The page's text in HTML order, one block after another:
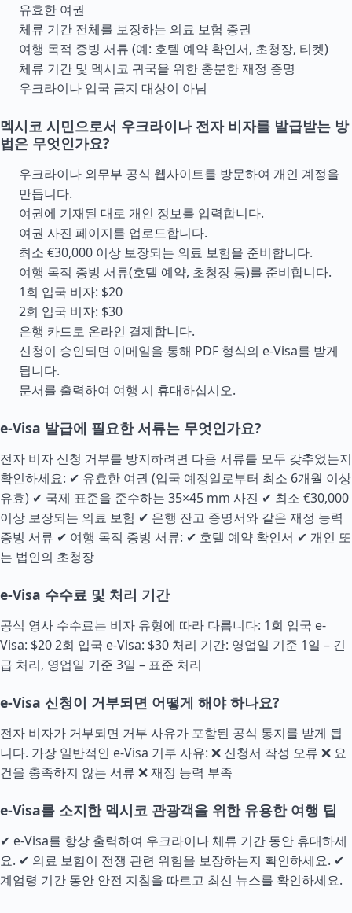
유효한 여권
체류 기간 전체를 보장하는 의료 보험 증권
여행 목적 증빙 서류 (예: 호텔 예약 확인서, 초청장, 티켓)
체류 기간 및 멕시코 귀국을 위한 충분한 재정 증명
우크라이나 입국 금지 대상이 아님
멕시코 시민으로서 우크라이나 전자 비자를 발급받는 방
법은 무엇인가요?
우크라이나 외무부 공식 웹사이트를 방문하여 개인 계정을
만듭니다.
여권에 기재된 대로 개인 정보를 입력합니다.
여권 사진 페이지를 업로드합니다.
최소 €30,000 이상 보장되는 의료 보험을 준비합니다.
여행 목적 증빙 서류(호텔 예약, 초청장 등)를 준비합니다.
1회 입국 비자: $20
2회 입국 비자: $30
은행 카드로 온라인 결제합니다.
신청이 승인되면 이메일을 통해 PDF 형식의 e-Visa를 받게
됩니다.
문서를 출력하여 여행 시 휴대하십시오.
e-Visa 발급에 필요한 서류는 무엇인가요?
전자 비자 신청 거부를 방지하려면 다음 서류를 모두 갖추었는지
확인하세요: ✔ 유효한 여권 (입국 예정일로부터 최소 6개월 이상
유효) ✔ 국제 표준을 준수하는 35×45 mm 사진 ✔ 최소 €30,000
이상 보장되는 의료 보험 ✔ 은행 잔고 증명서와 같은 재정 능력
증빙 서류 ✔ 여행 목적 증빙 서류: ✔ 호텔 예약 확인서 ✔ 개인 또
는 법인의 초청장
e-Visa 수수료 및 처리 기간
공식 영사 수수료는 비자 유형에 따라 다릅니다: 1회 입국 e-
Visa: $20 2회 입국 e-Visa: $30 처리 기간: 영업일 기준 1일 – 긴
급 처리, 영업일 기준 3일 – 표준 처리
e-Visa 신청이 거부되면 어떻게 해야 하나요?
전자 비자가 거부되면 거부 사유가 포함된 공식 통지를 받게 됩
니다. 가장 일반적인 e-Visa 거부 사유: ❌ 신청서 작성 오류 ❌ 요
건을 충족하지 않는 서류 ❌ 재정 능력 부족
e-Visa를 소지한 멕시코 관광객을 위한 유용한 여행 팁
✔ e-Visa를 항상 출력하여 우크라이나 체류 기간 동안 휴대하세
요. ✔ 의료 보험이 전쟁 관련 위험을 보장하는지 확인하세요. ✔
계엄령 기간 동안 안전 지침을 따르고 최신 뉴스를 확인하세요.